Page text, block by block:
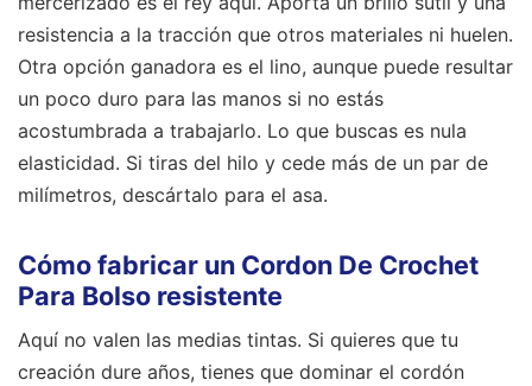
resistencia a la tracción que otros materiales ni huelen.
Otra opción ganadora es el lino, aunque puede resultar
un poco duro para las manos si no estás
acostumbrada a trabajarlo. Lo que buscas es nula
elasticidad. Si tiras del hilo y cede más de un par de
milímetros, descártalo para el asa.
Cómo fabricar un Cordon De Crochet
Para Bolso resistente
Aquí no valen las medias tintas. Si quieres que tu
creación dure años, tienes que dominar el cordón